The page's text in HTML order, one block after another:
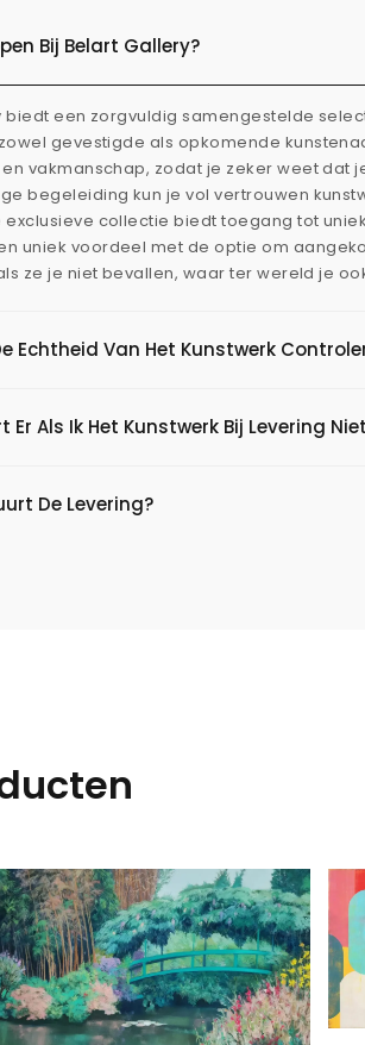
Bij Belart Gallery?
biedt een zorgvuldig samengestelde
gevestigde als opkomende
vakmanschap, zodat je zeker weet dat
begeleiding kun je vol vertrouwen
exclusieve collectie biedt toegang tot
uniek voordeel met de optie om
ze je niet bevallen, waar ter wereld je
Echtheid Van Het Kunstwerk
Er Als Ik Het Kunstwerk Bij Levering
De Levering?